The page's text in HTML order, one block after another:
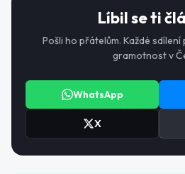
Líbil se ti
Pošli ho přátelům. Každé
gramotnost v
WhatsApp
X